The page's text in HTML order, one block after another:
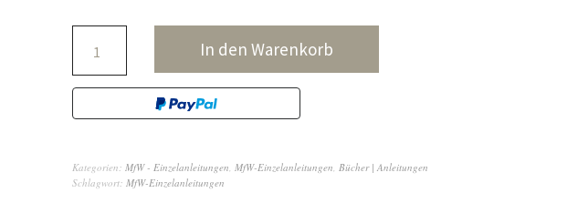
In den Warenkorb
Kategorien: MfW - Einzelanleitungen, MfW-Einzelanleitungen, Bücher | Anleitungen
Schlagwort: MfW-Einzelanleitungen